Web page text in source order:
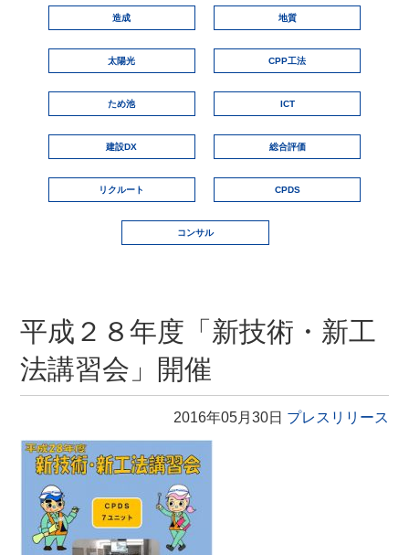
造成 地質
太陽光 CPP工法
ため池 ICT
建設DX 総合評価
リクルート CPDS
コンサル
平成２８年度「新技術・新工
法講習会」開催
2016年05月30日 プレスリリース